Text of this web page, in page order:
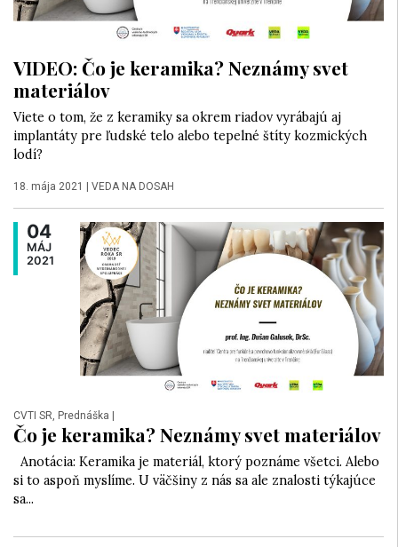
VIDEO: Čo je keramika? Neznámy svet
materiálov
Viete o tom, že z keramiky sa okrem riadov vyrábajú aj
implantáty pre ľudské telo alebo tepelné štíty kozmických
lodí?
18. mája 2021 | VEDA NA DOSAH
04
MÁJ
2021
CVTI SR, Prednáška
Čo je keramika? Neznámy svet materiálov
Anotácia: Keramika je materiál, ktorý poznáme všetci. Alebo
si to aspoň myslíme. U väčšiny z nás sa ale znalosti týkajúce
sa...